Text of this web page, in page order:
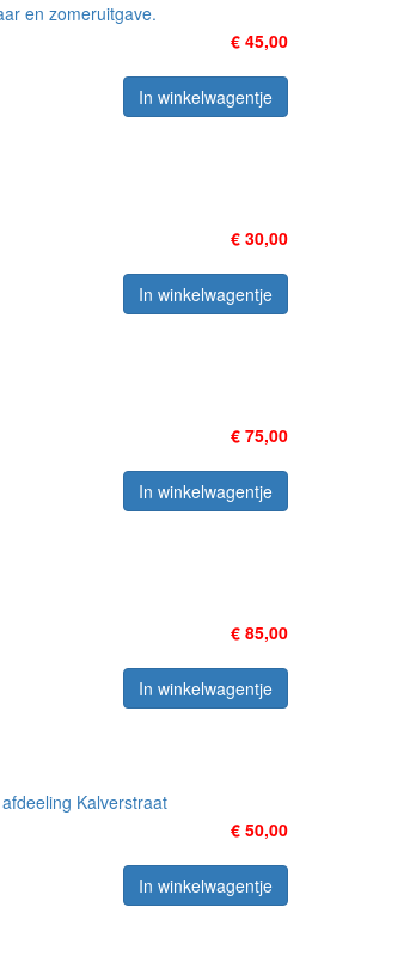
en zomeruitgave.
€ 45,00
In winkelwagentje
€ 30,00
In winkelwagentje
€ 75,00
In winkelwagentje
€ 85,00
In winkelwagentje
Kalverstraat
€ 50,00
In winkelwagentje